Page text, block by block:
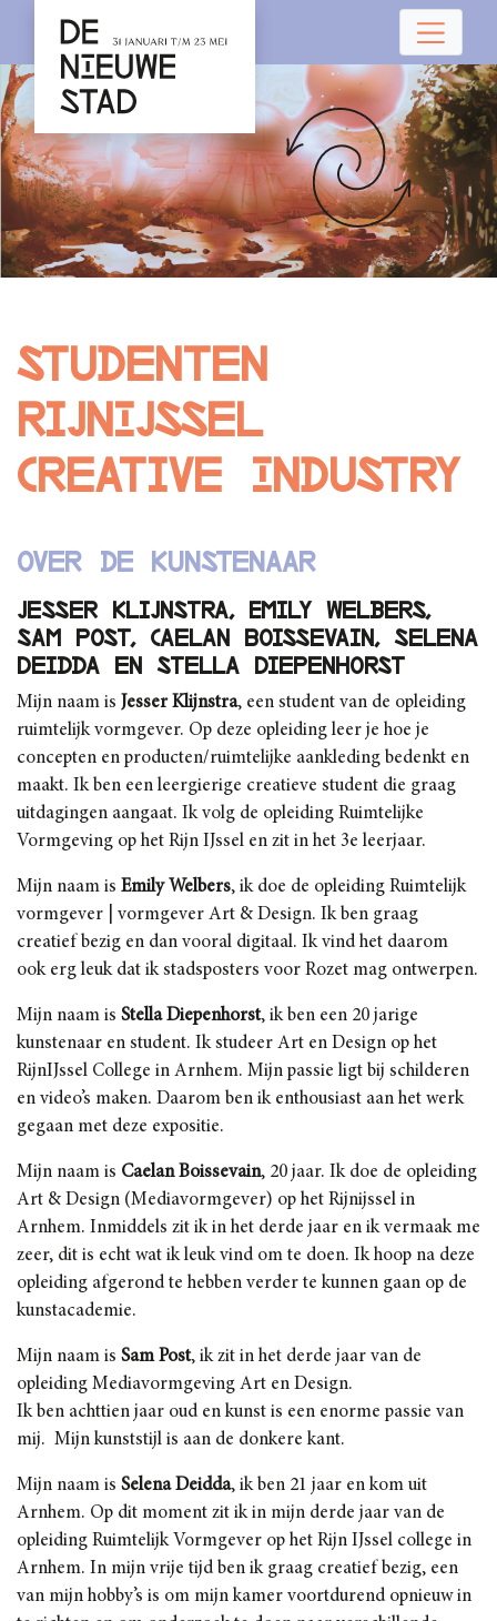
Studenten
RijnIJssel
Creative Industry
Over de kunstenaar
Jesser Klijnstra, Emily Welbers,
Sam Post, Caelan Boissevain, Selena
Deidda en Stella Diepenhorst
Mijn naam is JesserKlijnstra, een student van de opleiding
ruimtelijk vormgever. Op deze opleiding leer je hoe je
concepten en producten/ruimtelijke aankleding bedenkt en
maakt. Ik ben een leergierige creatieve student die graag
uitdagingen aangaat. Ik volg de opleiding Ruimtelijke
Vormgeving op het Rijn IJssel en zit in het 3e leerjaar.
Mijn naam is EmilyWelbers, ik doe de opleiding Ruimtelijk
vormgever | vormgever Art & Design. Ik ben graag
creatief bezig en dan vooral digitaal. Ik vind het daarom
ook erg leuk dat ik stadsposters voor Rozet mag ontwerpen.
Mijn naam is Stella Diepenhorst, ik ben een 20 jarige
kunstenaar en student. Ik studeerArt enDesign op het
RijnIJssel College in Arnhem. Mijn passie ligt bij schilderen
en video’s maken. Daarom ben ik enthousiast aan het werk
gegaan met deze expositie.
Mijn naam is Caelan Boissevain, 20 jaar. Ik doe de opleiding
Art & Design (Mediavormgever) op het Rijnijssel in
Arnhem. Inmiddels zit ik in het derde jaar en ik vermaak me
zeer, dit is echt wat ik leuk vind om te doen. Ik hoop na deze
opleiding afgerond te hebben verder te kunnen gaan op de
kunstacademie.
Mijn naam is Sam Post, ik zit in het derde jaar van de
opleiding Mediavormgeving Art en Design.
Ik ben achttien jaar oud en kunst is een enorme passie van
mij. Mijn kunststijl is aan de donkere kant.
Mijn naam is Selena Deidda, ik ben 21 jaar en kom uit
Arnhem. Op dit moment zit ik in mijn derde jaar van de
opleiding Ruimtelijk Vormgever op het Rijn IJssel college in
Arnhem. In mijn vrije tijd ben ik graag creatief bezig, een
van mijn hobby’s is om mijn kamer voortdurend opnieuw in